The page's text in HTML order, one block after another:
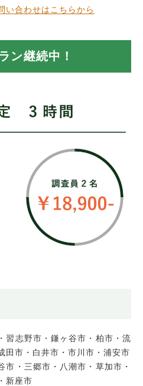
い合わせはこちらから
ン継続中！
習志野市・鎌ヶ谷市・柏市・流
田市・白井市・市川市・浦安市
市・三郷市・八潮市・草加市・
新座市